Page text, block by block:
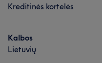
Kreditinės kortelės
Kalbos
Lietuvių